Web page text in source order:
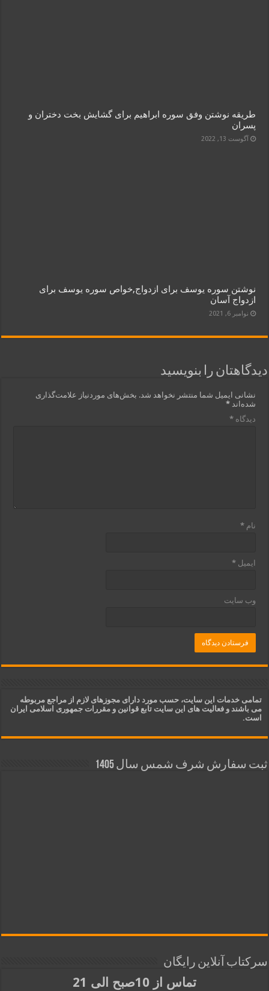
طریقه نوشتن وفق سوره ابراهیم برای گشایش بخت دختران و
پسران
آگوست 13, 2022
نوشتن سوره یوسف برای ازدواج,خواص سوره یوسف برای
ازدواج آسان
نوامبر 6, 2021
دیدگاهتان را بنویسید
نشانی ایمیل شما منتشر نخواهد شد. بخش‌های موردنیاز علامت‌گذاری
شده‌اند*
دیدگاه*
نام*
ایمیل*
وب‌ سایت
تمامی خدمات این سایت، حسب مورد دارای مجوزهای لازم از مراجع مربوطه
می باشند و فعالیت های این سایت تابع قوانین و مقررات جمهوری اسلامی ایران
است.
ثبت سفارش شرف شمس سال 1405
سرکتاب آنلاین رایگان
تماس از 10صبح الی 21